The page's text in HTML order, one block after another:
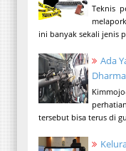
Teknis
ini banyak sekali jenis
Ada
tersebut bisa terus di